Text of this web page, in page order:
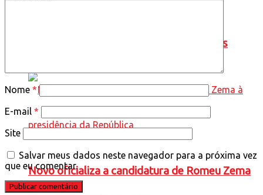
presidencial de 2026, aponta BTG/Nexus
Novo oficializa a candidatura de Romeu Zema
Nome *
E-mail *
Site
Salvar meus dados neste navegador para a próxima vez
que eu comentar.